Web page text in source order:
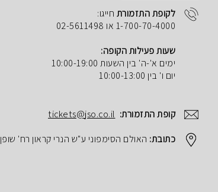
לקופת התזמורת חייגו:
1-700-70-4000 או 02-5611498
שעות פעילות הקופה:
ימים א'-ה' בין השעות 10:00-19:00
יום ו' בין 10:00-13:00
קופת התזמורת: tickets@jso.co.il
כתובת: האולם הסימפוני ע"ש הנרי קראון רח' שופן 5, ירושלים